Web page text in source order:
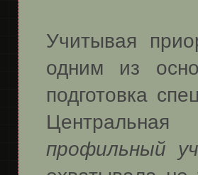
Учитывая
одним из
подготовка
профильный